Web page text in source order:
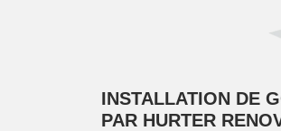
INSTALLATION DE
PAR HURTER